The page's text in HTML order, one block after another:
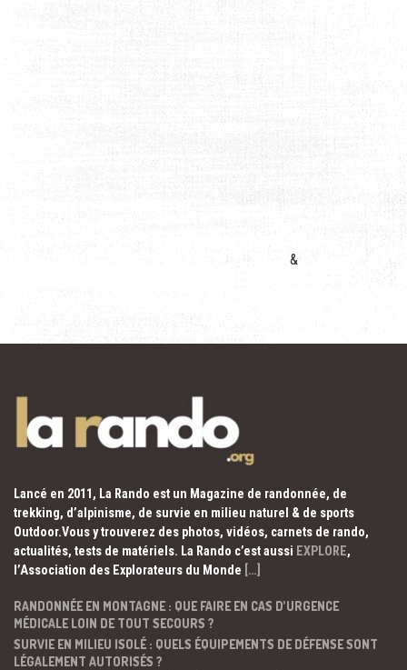
&
Lancé en 2011, La Rando est un Magazine de randonnée, de
trekking, d’alpinisme, de survie en milieu naturel & de sports
Outdoor.Vous y trouverez des photos, vidéos, carnets de rando,
actualités, tests de matériels. La Rando c’est aussi EXPLORE,
l’Association des Explorateurs du Monde […]
RANDONNÉE EN MONTAGNE : QUE FAIRE EN CAS D’URGENCE
MÉDICALE LOIN DE TOUT SECOURS ?
SURVIE EN MILIEU ISOLÉ : QUELS ÉQUIPEMENTS DE DÉFENSE SONT
LÉGALEMENT AUTORISÉS ?